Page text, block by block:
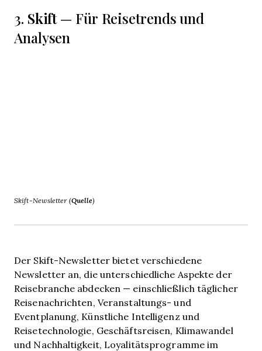
3. Skift— Für Reisetrends und
Analysen
Skift-Newsletter (Quelle)
Der Skift-Newsletter bietet verschiedene
Newsletter an, die unterschiedliche Aspekte der
Reisebranche abdecken — einschließlich täglicher
Reisenachrichten, Veranstaltungs- und
Eventplanung, Künstliche Intelligenz und
Reisetechnologie, Geschäftsreisen, Klimawandel
und Nachhaltigkeit, Loyalitätsprogramme im